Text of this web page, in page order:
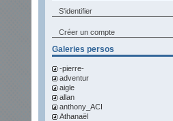
Créer un compte
Galeries persos
-pierre-
adventur
aigle
allan
anthony_ACI
Athanaël